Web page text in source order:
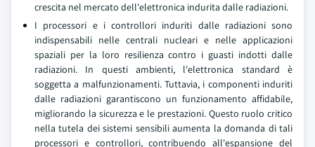
crescita nel mercato dell'elettronica indurita dalle radiazioni.
I processori e i controllori induriti dalle radiazioni sono
indispensabili nelle centrali nucleari e nelle applicazioni
spaziali per la loro resilienza contro i guasti indotti dalle
radiazioni. In questi ambienti, l'elettronica standard è
soggetta a malfunzionamenti. Tuttavia, i componenti induriti
dalle radiazioni garantiscono un funzionamento affidabile,
migliorando la sicurezza e le prestazioni. Questo ruolo critico
nella tutela dei sistemi sensibili aumenta la domanda di tali
processori e controllori, contribuendo all'espansione del